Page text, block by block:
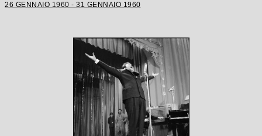
26 GENNAIO 1960 - 31 GENNAIO 1960